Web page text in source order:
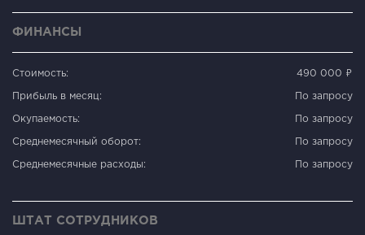
ФИНАНСЫ
Стоимость: 490 000 ₽
Прибыль в месяц: По запросу
Окупаемость: По запросу
Среднемесячный оборот: По запросу
Среднемесячные расходы: По запросу
ШТАТ СОТРУДНИКОВ